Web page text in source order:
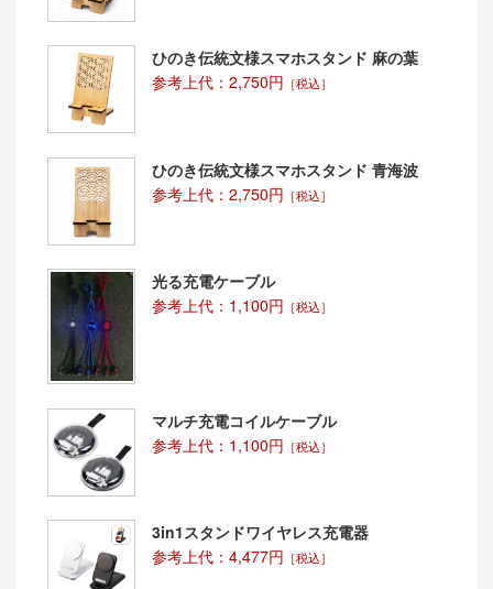
ひのき伝統文様スマホスタンド 麻の葉
参考上代：2,750円 ［税込］
ひのき伝統文様スマホスタンド 青海波
参考上代：2,750円 ［税込］
光る充電ケーブル
参考上代：1,100円 ［税込］
マルチ充電コイルケーブル
参考上代：1,100円 ［税込］
3in1スタンドワイヤレス充電器
参考上代：4,477円 ［税込］